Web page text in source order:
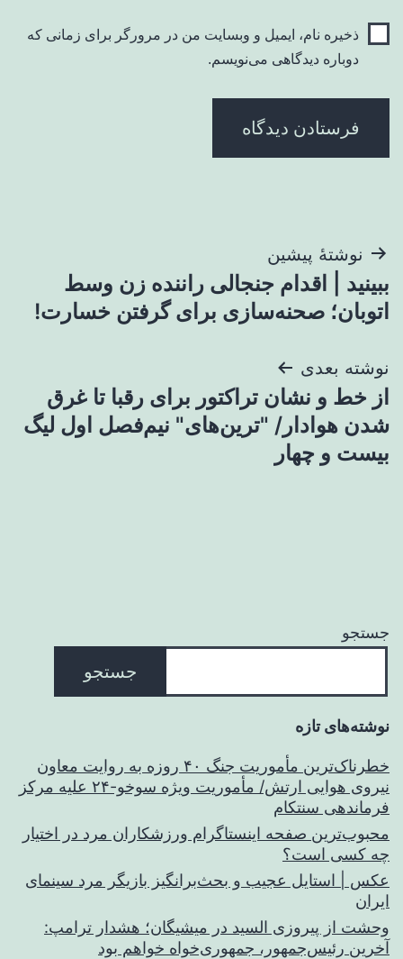
ذخیره نام، ایمیل و وبسایت من در مرورگر برای زمانی که
دوباره دیدگاهی می‌نویسم.
راهبری
نوشته
نوشتهٔ پیشین
ببینید | اقدام جنجالی راننده زن وسط
اتوبان؛ صحنه‌سازی برای گرفتن خسارت!
نوشته بعدی
از خط و نشان تراکتور برای رقبا تا غرق
شدن هوادار/ "ترین‌های" نیم‌فصل اول لیگ
بیست و چهار
جستجو
جستجو
نوشته‌های تازه
خطرناک‌ترین مأموریت جنگ ۴۰ روزه به روایت معاون
نیروی هوایی ارتش/ مأموریت ویژه سوخو-۲۴ علیه مرکز
فرماندهی سنتکام
محبوب‌ترین صفحه اینستاگرام ورزشکاران مرد در اختیار
چه کسی است؟
عکس | استایل عجیب و بحث‌برانگیز بازیگر مرد سینمای
ایران
وحشت از پیروزی السید در میشیگان؛ هشدار ترامپ:
آخرین رئیس‌جمهور، جمهوری‌خواه خواهم بود